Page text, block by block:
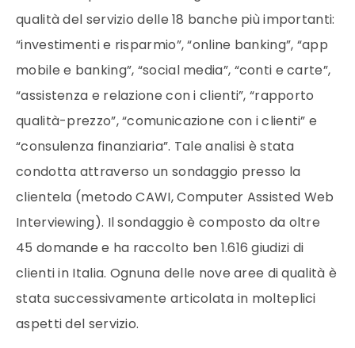
qualità del servizio delle 18 banche più importanti:
“investimenti e risparmio”, “online banking”, “app
mobile e banking”, “social media”, “conti e carte”,
“assistenza e relazione con i clienti”, “rapporto
qualità-prezzo”, “comunicazione con i clienti” e
“consulenza finanziaria”. Tale analisi è stata
condotta attraverso un sondaggio presso la
clientela (metodo CAWI, Computer Assisted Web
Interviewing). Il sondaggio è composto da oltre
45 domande e ha raccolto ben 1.616 giudizi di
clienti in Italia. Ognuna delle nove aree di qualità è
stata successivamente articolata in molteplici
aspetti del servizio.